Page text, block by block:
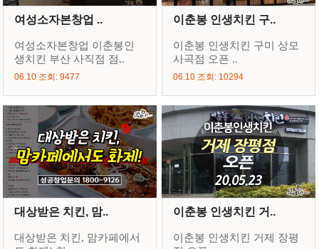
여성소자본창업 ..
여성소자본창업 이춘봉인
생치킨 부산 사직점 점..
06.10 조회: 9477
이춘봉 인생치킨 구..
이춘봉 인생치킨 구미 상모
사곡점 오픈 ..
06.10 조회: 10294
대상받은 치킨, 맘..
대상받은 치킨, 맘카페에서
이춘봉 인생치킨 거..
이춘봉 인생치킨 거제 장평